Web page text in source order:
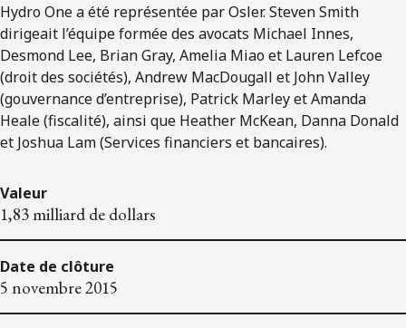
Hydro One a été représentée par Osler. Steven Smith
dirigeait l’équipe formée des avocats Michael Innes,
Desmond Lee, Brian Gray, Amelia Miao et Lauren Lefcoe
(droit des sociétés), Andrew MacDougall et John Valley
(gouvernance d’entreprise), Patrick Marley et Amanda
Heale (fiscalité), ainsi que Heather McKean, Danna Donald
et Joshua Lam (Services financiers et bancaires).
Valeur
1,83 milliard de dollars
Date de clôture
5 novembre 2015